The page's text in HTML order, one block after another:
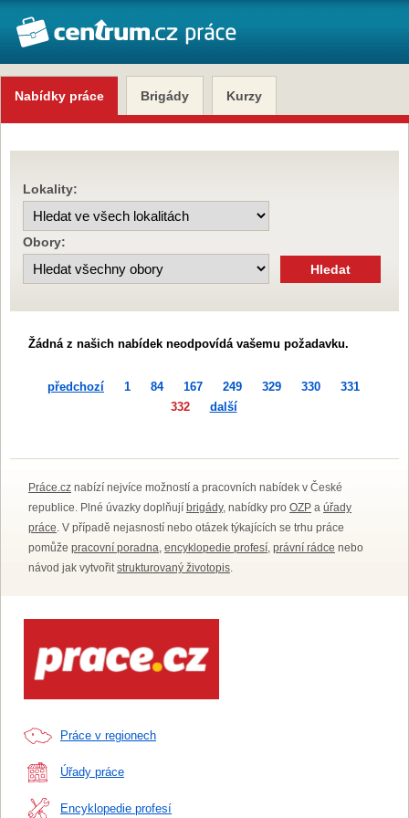
Nabídky práce Brigády Kurzy
Lokality:
Obory:
Žádná z našich nabídek neodpovídá vašemu požadavku.
předchozí 1 84 167 249 329 330
331
332
další
Práce.cz nabízí nejvíce možností a pracovních nabídek v České
republice. Plné úvazky doplňují brigády, nabídky pro OZP a úřady
práce. V případě nejasností nebo otázek týkajících se trhu práce
pomůže pracovní poradna, encyklopedie profesí, právní rádce nebo
návod jak vytvořitstrukturovaný životopis.
Práce v regionech
Úřady práce
Encyklopedie profesí